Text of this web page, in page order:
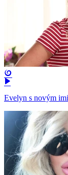
Evelyn s novým